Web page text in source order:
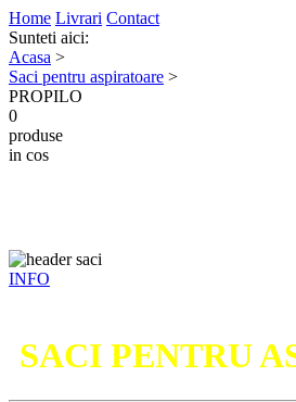
Home Livrari Contact
Sunteti aici:
Acasa >
Saci pentru aspiratoare >
PROPILO
0
produse
in cos
INFO
SACI PENTRU